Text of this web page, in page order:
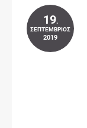
19.
ΣΕΠΤΈΜΒΡΙΟΣ
2019